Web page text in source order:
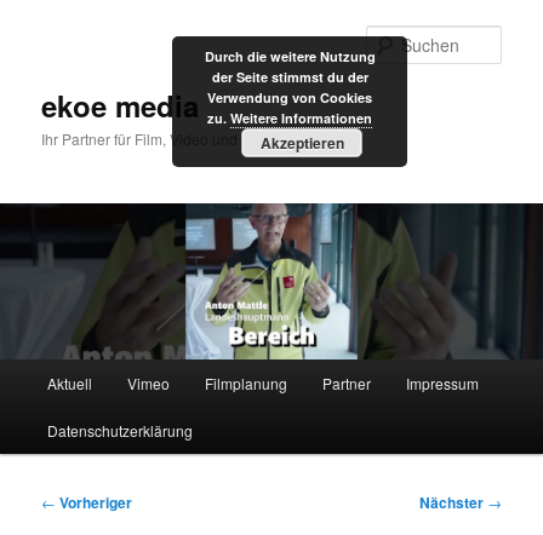
ekoe media
Ihr Partner für Film, Video und Internet
Aktuell Vimeo Filmplanung Partner Impressum
Datenschutzerklärung
Beitragsnavigation
← Vorheriger Nächster →
Durch die weitere Nutzung
der Seite stimmst du der
Verwendung von Cookies
zu. Weitere Informationen
Akzeptieren